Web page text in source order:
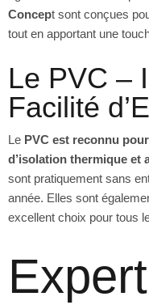
Concept sont conçues
tout en apportant une
Le PVC –
Facilité
Le PVC est reconnu
d’isolation thermique et
sont pratiquement sans
année. Elles sont
excellent choix pour tous